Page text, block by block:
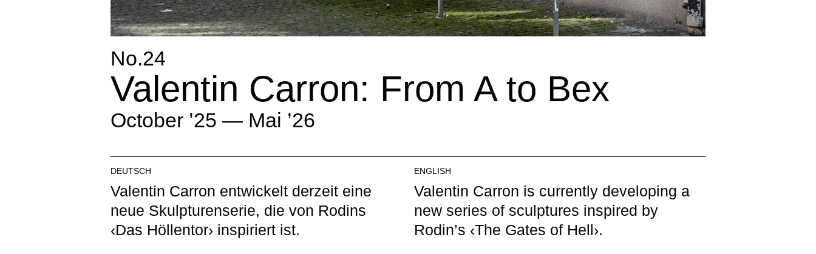
No.24
Valentin Carron: From A to Bex
October ’25 — Mai ’26
DEUTSCH
Valentin Carron entwickelt derzeit eine
neue Skulpturenserie, die von Rodins
‹Das Höllentor› inspiriert ist.
ENGLISH
Valentin Carron is currently developing a
new series of sculptures inspired by
Rodin’s ‹The Gates of Hell›.